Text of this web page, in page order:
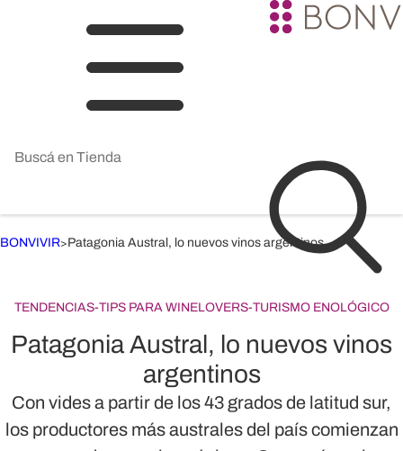
BONVIVIR>Patagonia Austral, lo nuevos vinos argentinos
TENDENCIAS-TIPS PARA WINELOVERS-TURISMO ENOLÓGICO
Patagonia Austral, lo nuevos vinos
argentinos
Con vides a partir de los 43 grados de latitud sur,
los productores más australes del país comienzan